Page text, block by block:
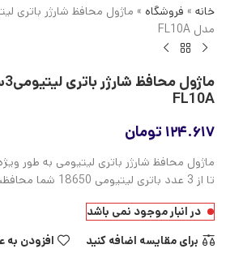
خانه » فروشگاه »
مدل FL10A
FL10A
۱۲۴.۶۱۷ تومان
ماژول محافظ شارژر باتری لیتیومی به طور
تا از 3 عدد باتری لیتیومی 18650 شما محافظت کند.
در انبار موجود نمی باشد
برای مقایسه اضافه کنید
افزودن به